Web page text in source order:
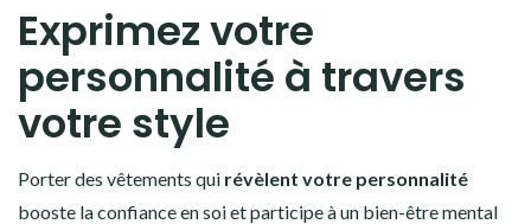
Exprimez votre
personnalité à travers
votre style
Porter des vêtements qui révèlent votre personnalité
booste la confiance en soi et participe à un bien-être mental